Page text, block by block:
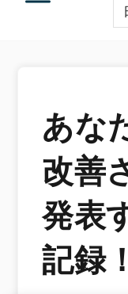
あな
改善
発表
記録！